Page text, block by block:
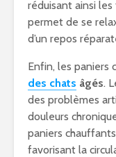
réduisant ainsi
permet de se
d’un repos
Enfin, les paniers
des chats âgés.
des problèmes
douleurs
paniers
favorisant la